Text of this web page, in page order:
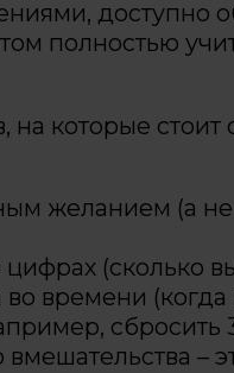
доступно
полностью
которые
желанием (а не
(сколько
времени (когда
сбросить
–